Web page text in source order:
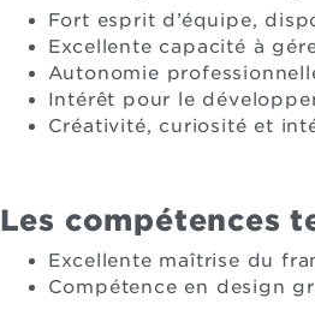
Fort esprit d’équipe,
Excellente capacité à
Autonomie
Intérêt pour le
Créativité, curiosité et
Les compétences
Excellente maîtrise du
Compétence en design